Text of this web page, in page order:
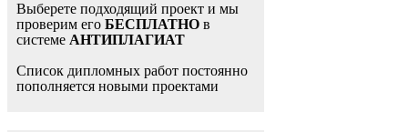
Выберете подходящий проект и мы
проверим его БЕСПЛАТНО в
системе АНТИПЛАГИАТ
Список дипломных работ постоянно
пополняется новыми проектами